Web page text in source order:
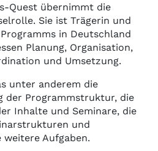
Quest übernimmt die
Sie ist Trägerin und
in Deutschland
Planung, Organisation,
und Umsetzung.
unter anderem die
der Programmstruktur, die
Inhalte und Seminare, die
und
Aufgaben.